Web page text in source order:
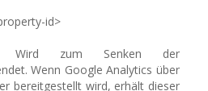
id>
Wird zum Senken der
Wenn Google Analytics über
bereitgestellt wird, erhält dieser